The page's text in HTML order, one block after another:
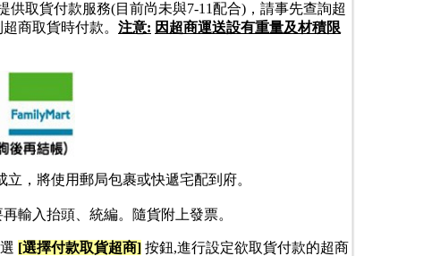
取貨付款服務(目前尚未與7-11配合)，請事先查詢超
商取貨時付款。 注意: 因超商運送設有重量及材積限
立，將使用郵局包裹或快遞宅配到府。
輸入抬頭、統編。 隨貨附上發票。
[選擇付款取貨超商] 按鈕,進行設定欲取貨付款的超商